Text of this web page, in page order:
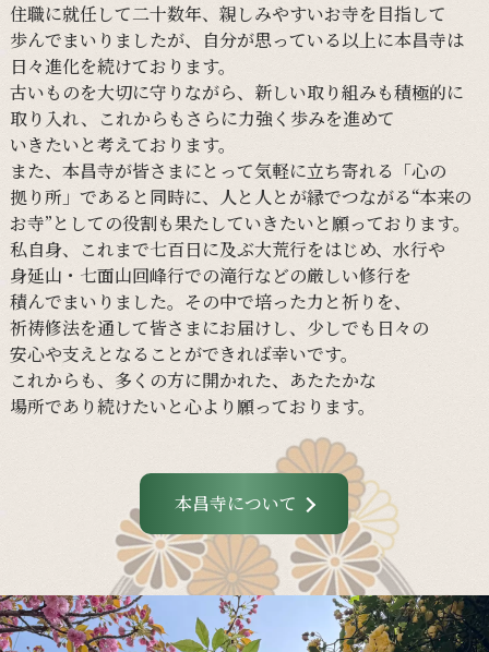
住職に就任して二十数年、 親しみやすいお寺を目指して
歩んでまいりましたが、 自分が思っている以上に本昌寺は
日々進化を続けております。
古いものを大切に守りながら、 新しい取り組みも積極的に
取り入れ、
これからも さらに力強く 歩みを進めて
いきたいと考えております。
また、 本昌寺が皆さまにとって気軽に立ち寄れる 「心の
拠り所」であると同時に、 人と 人とが縁でつながる“本来の
お寺”と しての役割も果たしていきたいと願っております。
私自身、
これまで七百日に及ぶ大荒行をはじめ、 水行や
身延山・ 七面山回峰行での滝行などの厳しい修行を
積んでまいりました。 その中で培った力と祈りを、
祈祷修法を通して皆さまにお届けし、 少しでも 日々の
安心や支えとなる ことができれば幸いです。
これからも、 多くの方に開かれた、 あたたかな
場所であり続けたいと心より願っております。
本昌寺について